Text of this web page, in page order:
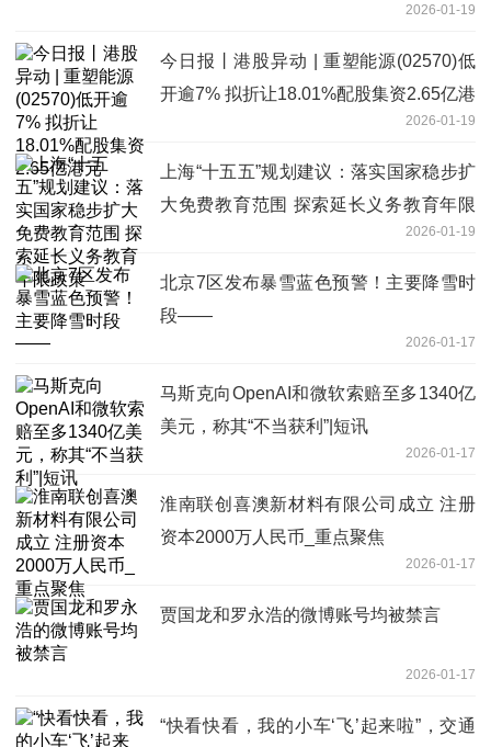
2026-01-19
今日报丨港股异动 | 重塑能源(02570)低
开逾7% 拟折让18.01%配股集资2.65亿港
2026-01-19
上海“十五五”规划建议：落实国家稳步扩
大免费教育范围 探索延长义务教育年限
2026-01-19
北京7区发布暴雪蓝色预警！主要降雪时
段——
2026-01-17
马斯克向OpenAI和微软索赔至多1340亿
美元，称其“不当获利”|短讯
2026-01-17
淮南联创喜澳新材料有限公司成立 注册
资本2000万人民币_重点聚焦
2026-01-17
贾国龙和罗永浩的微博账号均被禁言
2026-01-17
“快看快看，我的小车‘飞’起来啦”，交通